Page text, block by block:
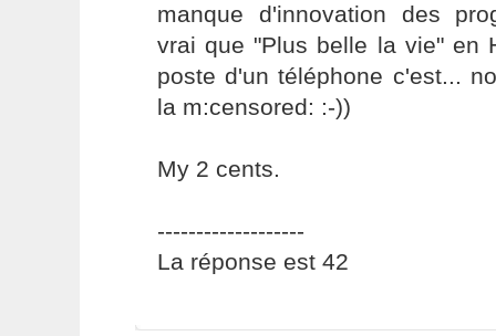
manque d'innovation des
vrai que "Plus belle la vie" en
poste d'un téléphone c'est...
la m:censored: :-))
My 2 cents.
-------------------
La réponse est 42